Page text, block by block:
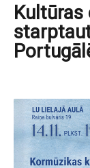
Kultūras